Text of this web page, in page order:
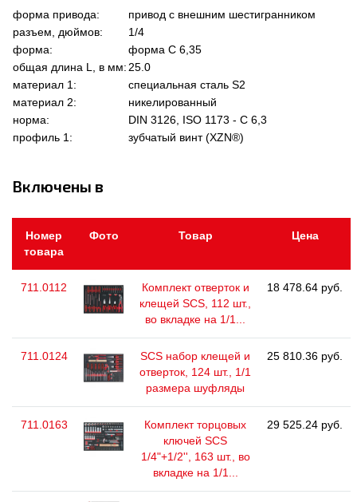
форма привода:
привод с внешним шестигранником
разъем, дюймов:
1/4
форма:
форма C 6,35
общая длина L, в мм: 25.0
материал 1:
специальная сталь S2
материал 2:
никелированный
норма:
DIN 3126, ISO 1173 - C 6,3
профиль 1:
зубчатый винт (XZN®)
Включены в
Номер
товара
Фото Товар Цена
711.0112
Комплект отверток и
клещей SCS, 112 шт.,
во вкладке на 1/1...
18 478.64 руб.
711.0124
SCS набор клещей и
отверток, 124 шт., 1/1
размера шуфляды
25 810.36 руб.
711.0163
Комплект торцовых
ключей SCS
1/4"+1/2'', 163 шт., во
вкладке на 1/1...
29 525.24 руб.